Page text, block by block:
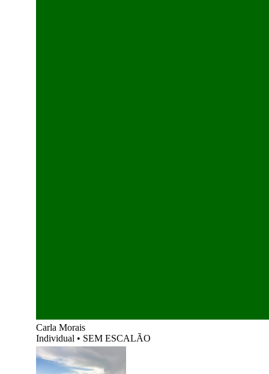
Carla Morais
Individual • SEM ESCALÃO